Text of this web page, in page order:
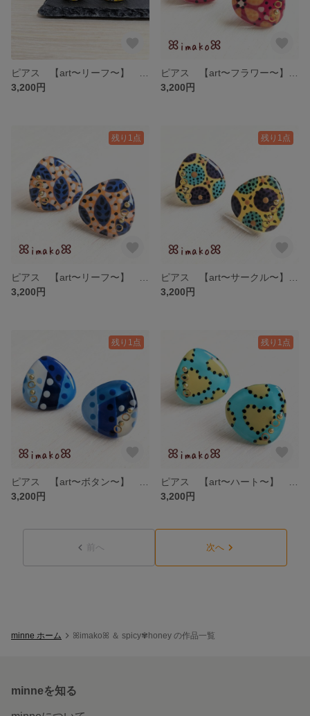
3,200円
3,200円
残り1点
3,200円
残り1点
3,200円
残り1点
3,200円
残り1点
3,200円
前へ 次へ
minne ホーム ꕤimakoꕤ ＆ spicy✾honey の作品一覧
minneを知る